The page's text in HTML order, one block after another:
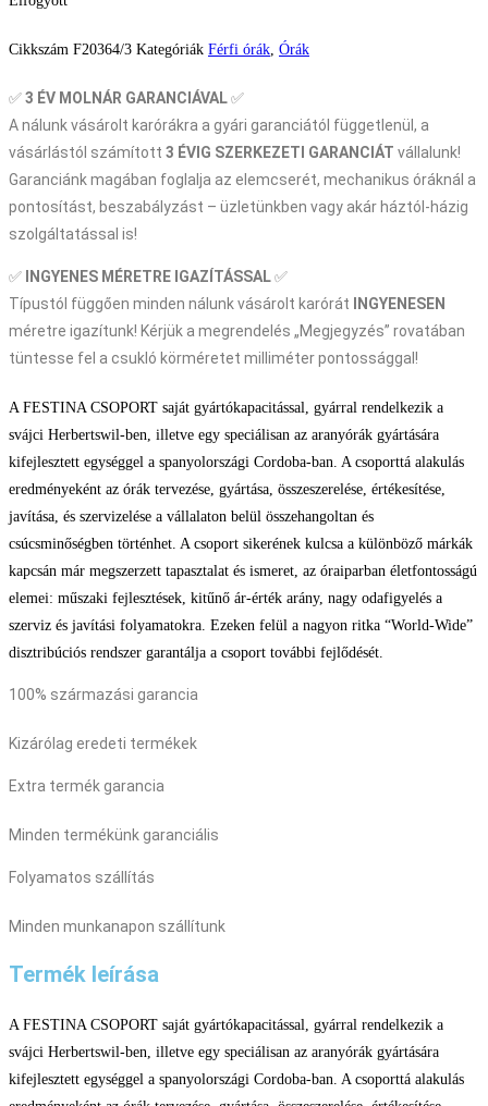
Cikkszám F20364/3 Kategóriák Férfi órák, Órák
✅3 ÉV MOLNÁR GARANCIÁVAL✅
A nálunk vásárolt karórákra a gyári garanciától függetlenül, a
vásárlástól számított 3 ÉVIG SZERKEZETI GARANCIÁT vállalunk!
Garanciánk magában foglalja az elemcserét, mechanikus óráknál a
pontosítást, beszabályzást – üzletünkben vagy akár háztól-házig
szolgáltatással is!
✅ INGYENES MÉRETRE IGAZÍTÁSSAL✅
Típustól függően minden nálunk vásárolt karórát
INGYENESEN
méretre igazítunk! Kérjük a megrendelés „Megjegyzés” rovatában
tüntesse fel a csukló körméretet milliméter pontossággal!
A FESTINA CSOPORT saját gyártókapacitással, gyárral rendelkezik a
svájci Herbertswil-ben, illetve egy speciálisan az aranyórák gyártására
kifejlesztett egységgel a spanyolországi Cordoba-ban. A csoporttá alakulás
eredményeként az órák tervezése, gyártása, összeszerelése, értékesítése,
javítása, és szervizelése a vállalaton belül összehangoltan és
csúcsminőségben történhet. A csoport sikerének kulcsa a különböző márkák
kapcsán már megszerzett tapasztalat és ismeret, az óraiparban életfontosságú
elemei: műszaki fejlesztések, kitűnő ár-érték arány, nagy odafigyelés a
szerviz és javítási folyamatokra. Ezeken felül a nagyon ritka “World-Wide”
disztribúciós rendszer garantálja a csoport további fejlődését.
100% származási garancia
Kizárólag eredeti termékek
Extra termék garancia
Minden termékünk garanciális
Folyamatos szállítás
Minden munkanapon szállítunk
Termék leírása
A FESTINA CSOPORT saját gyártókapacitással, gyárral rendelkezik a
svájci Herbertswil-ben, illetve egy speciálisan az aranyórák gyártására
kifejlesztett egységgel a spanyolországi Cordoba-ban. A csoporttá alakulás